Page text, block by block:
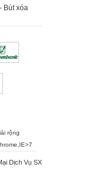
- Bút xóa
rộng
IE>7
Dịch Vụ SX